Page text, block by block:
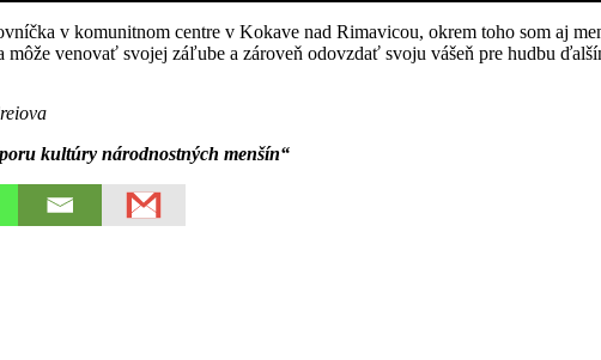
v komunitnom centre v Kokave nad Rimavicou, okrem toho som aj
môže venovať svojej záľube a zároveň odovzdať svoju vášeň pre hudbu
kultúry národnostných menšín“